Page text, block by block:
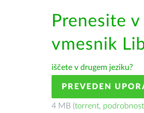
Prenesite v
vmesnik
iščete v drugem jeziku?
PREVEDEN
4 MB (torrent,